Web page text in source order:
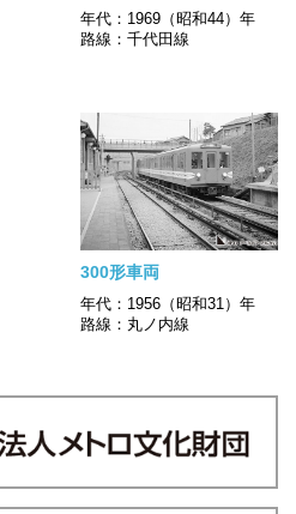
年代：1969（昭和44）年
路線：千代田線
300形車両
年代：1956（昭和31）年
路線：丸ノ内線